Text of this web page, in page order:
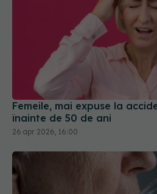
Femeile, mai expuse la
înainte de 50 de ani
26 apr 2026, 16:00